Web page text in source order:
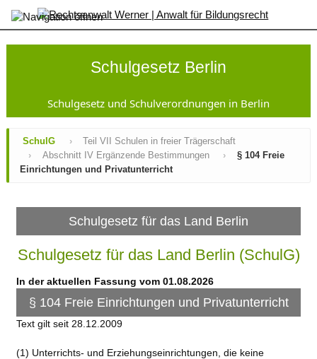
×
Startseite
Gesamtansicht
Sek
AufnahmeVO-
SbP
SchuldatenV
Zeugnisse
Kontakt
Schulgesetz Berlin
Schulgesetz und Schulverordnungen in Berlin
SchulG ›
Teil VII Schulen in freier Trägerschaft
›
Abschnitt IV Ergänzende Bestimmungen ›
§ 104 Freie
Einrichtungen und Privatunterricht
Schulgesetz für das Land Berlin
Schulgesetz für das Land Berlin (SchulG)
In der aktuellen Fassung vom 01.08.2026
§ 104 Freie Einrichtungen und Privatunterricht
Text gilt seit 28.12.2009
(1) Unterrichts- und Erziehungseinrichtungen, die keine